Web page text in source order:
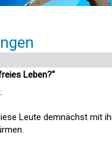
Leben?"
Leute demnächst mit